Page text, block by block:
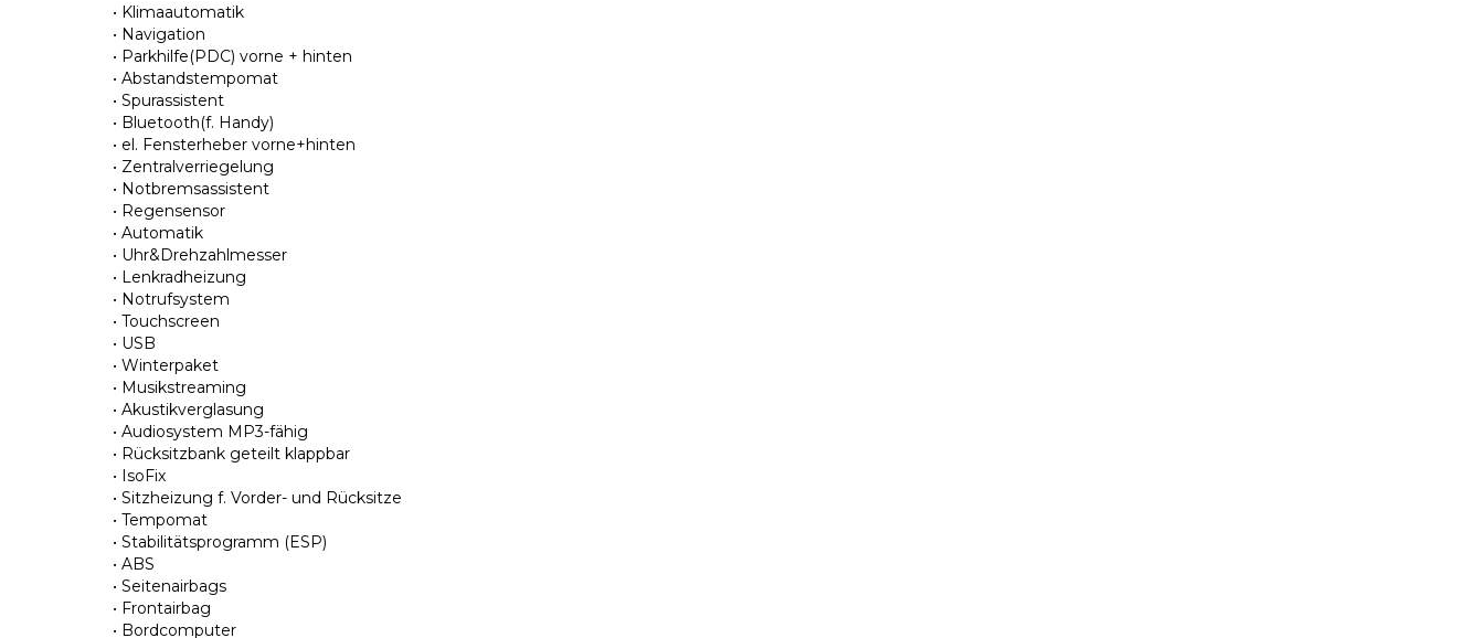
• Klimaautomatik
• Navigation
• Parkhilfe(PDC) vorne + hinten
• Abstandstempomat
• Spurassistent
• Bluetooth(f. Handy)
• el. Fensterheber vorne+hinten
• Zentralverriegelung
• Notbremsassistent
• Regensensor
• Automatik
• Uhr&Drehzahlmesser
• Lenkradheizung
• Notrufsystem
• Touchscreen
• USB
• Winterpaket
• Musikstreaming
• Akustikverglasung
• Audiosystem MP3-fähig
• Rücksitzbank geteilt klappbar
• IsoFix
• Sitzheizung f. Vorder- und Rücksitze
• Tempomat
• Stabilitätsprogramm (ESP)
• ABS
• Seitenairbags
• Frontairbag
• Bordcomputer